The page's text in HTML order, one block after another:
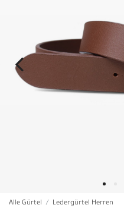
Alle Gürtel Ledergürtel Herren